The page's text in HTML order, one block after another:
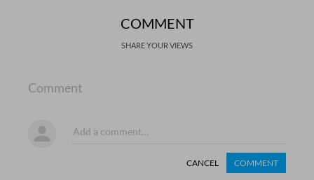
COMMENT
SHARE YOUR VIEWS
Comment
CANCEL COMMENT